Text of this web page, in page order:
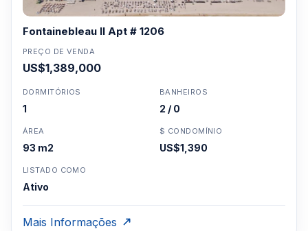
Fontainebleau II Apt # 1206
PREÇO DE VENDA
US$1,389,000
DORMITÓRIOS
1
BANHEIROS
2 / 0
ÁREA
93 m2
$ CONDOMÍNIO
US$1,390
LISTADO COMO
Ativo
Mais Informações